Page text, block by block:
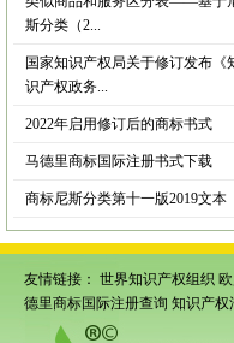
斯分类（2...
国家知识产权局关于修订发布《
识产权政务...
2022年启用修订后的商标书式
马德里商标国际注册书式下载
商标尼斯分类第十一版2019文本
友情链接： 世界知识产权组织
德里商标国际注册查询 知识产权